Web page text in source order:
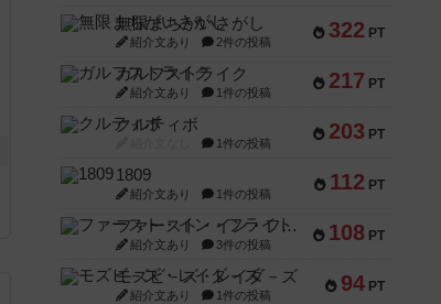
322 PT
無限まちがいさがし
紹介文あり 2件の投稿
217 PT
ガルフストライク
紹介文あり 1件の投稿
203 PT
クルティボ
1件の投稿
112 PT
1809
紹介文あり 1件の投稿
108 PT
ファースト・イン・フライト
紹介文あり 3件の投稿
94 PT
モズビ－ズ・レイダ－ズ
紹介文あり 1件の投稿